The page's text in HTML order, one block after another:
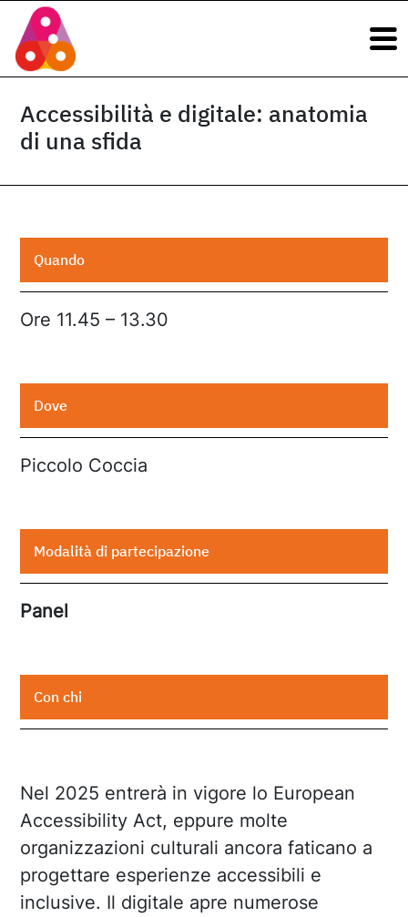
Vai al contenuto
Navigazione principale
Navigazione principale
Accessibilità e digitale: anatomia
di una sfida
Quando
Ore 11.45 – 13.30
Dove
Piccolo Coccia
Modalità di partecipazione
Panel
Con chi
Nel 2025 entrerà in vigore lo European
Accessibility Act, eppure molte
organizzazioni culturali ancora faticano a
progettare esperienze accessibili e
inclusive. Il digitale apre numerose